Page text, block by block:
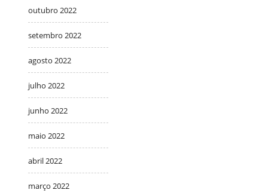
outubro 2022
setembro 2022
agosto 2022
julho 2022
junho 2022
maio 2022
abril 2022
março 2022